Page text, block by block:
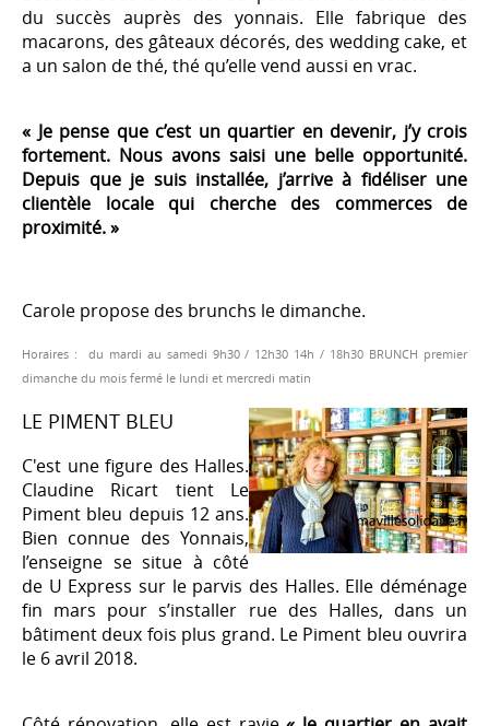
du succès auprès des yonnais. Elle fabrique des
macarons, des gâteaux décorés, des wedding cake, et
a un salon de thé, thé qu’elle vend aussi en vrac.
« Je pense que c’est un quartier en devenir, j’y crois
fortement. Nous avons saisi une belle opportunité.
Depuis que je suis installée, j’arrive à fidéliser une
clientèle locale qui cherche des commerces de
proximité. »
Carole propose des brunchs le dimanche.
Horaires : du mardi au samedi 9h30 / 12h30 14h / 18h30 BRUNCH premier
dimanche du mois fermé le lundi et mercredi matin
LE PIMENT BLEU
C'est une figure des Halles.
Claudine Ricart tient Le
Piment bleu depuis 12 ans.
Bien connue des Yonnais,
l’enseigne se situe à côté
de U Express sur le parvis des Halles. Elle déménage
fin mars pour s’installer rue des Halles, dans un
bâtiment deux fois plus grand. Le Piment bleu ouvrira
le 6 avril 2018.